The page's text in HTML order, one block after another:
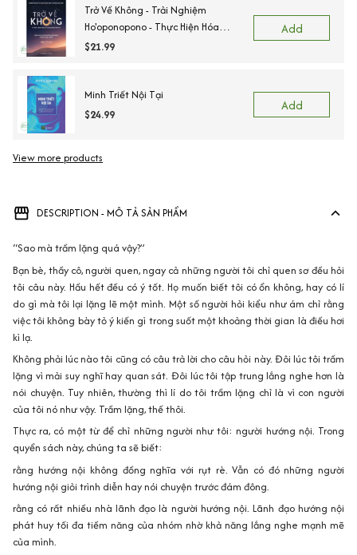
Trở Về Không - Trải Nghiệm
Ho'oponopono - Thực Hiện Hóa
Những Phép Màu Trong Cuộc Sống
$21.99
Add
Minh Triết Nội Tại
$24.99
Add
View more products
DESCRIPTION - MÔ TẢ SẢN PHẨM
“Sao mà trầm lặng quá vậy?”
Bạn bè, thầy cô, người quen, ngay cả những người tôi chỉ quen sơ đều hỏi
tôi câu này. Hầu hết đều có ý tốt. Họ muốn biết tôi có ổn không, hay có lí
do gì mà tôi lại lặng lẽ một mình. Một số người hỏi kiểu như ám chỉ rằng
việc tôi không bày tỏ ý kiến gì trong suốt một khoảng thời gian là điều hơi
kì lạ.
Không phải lúc nào tôi cũng có câu trả lời cho câu hỏi này. Đôi lúc tôi trầm
lặng vì mải suy nghĩ hay quan sát. Đôi lúc tôi tập trung lắng nghe hơn là
nói chuyện. Tuy nhiên, thường thì lí do tôi trầm lặng chỉ là vì con người
của tôi nó như vậy. Trầm lặng, thế thôi.
Thực ra, có một từ để chỉ những người như tôi: người hướng nội. Trong
quyển sách này, chúng ta sẽ biết:
rằng hướng nội không đồng nghĩa với rụt rè. Vẫn có đó những người
hướng nội giỏi trình diễn hay nói chuyện trước đám đông.
rằng có rất nhiều nhà lãnh đạo là người hướng nội. Lãnh đạo hướng nội
phát huy tối đa tiềm năng của nhóm nhờ khả năng lắng nghe mạnh mẽ
của mình.